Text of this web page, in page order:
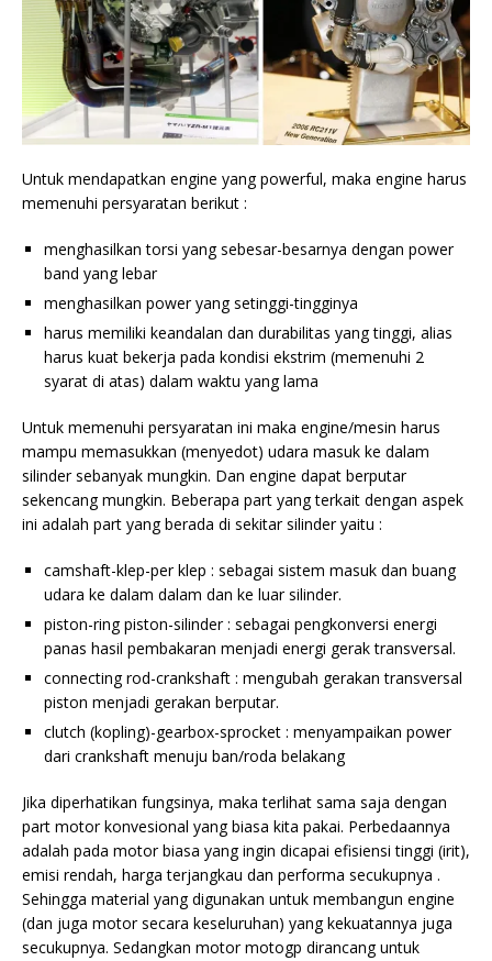
Untuk mendapatkan engine yang powerful, maka engine harus
memenuhi persyaratan berikut :
menghasilkan torsi yang sebesar-besarnya dengan power
band yang lebar
menghasilkan power yang setinggi-tingginya
harus memiliki keandalan dan durabilitas yang tinggi, alias
harus kuat bekerja pada kondisi ekstrim (memenuhi 2
syarat di atas) dalam waktu yang lama
Untuk memenuhi persyaratan ini maka engine/mesin harus
mampu memasukkan (menyedot) udara masuk ke dalam
silinder sebanyak mungkin. Dan engine dapat berputar
sekencang mungkin. Beberapa part yang terkait dengan aspek
ini adalah part yang berada di sekitar silinder yaitu :
camshaft-klep-per klep : sebagai sistem masuk dan buang
udara ke dalam dalam dan ke luar silinder.
piston-ring piston-silinder : sebagai pengkonversi energi
panas hasil pembakaran menjadi energi gerak transversal.
connecting rod-crankshaft : mengubah gerakan transversal
piston menjadi gerakan berputar.
clutch (kopling)-gearbox-sprocket : menyampaikan power
dari crankshaft menuju ban/roda belakang
Jika diperhatikan fungsinya, maka terlihat sama saja dengan
part motor konvesional yang biasa kita pakai. Perbedaannya
adalah pada motor biasa yang ingin dicapai efisiensi tinggi (irit),
emisi rendah, harga terjangkau dan performa secukupnya .
Sehingga material yang digunakan untuk membangun engine
(dan juga motor secara keseluruhan) yang kekuatannya juga
secukupnya. Sedangkan motor motogp dirancang untuk